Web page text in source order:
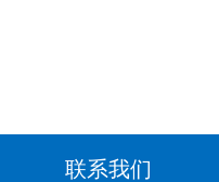
联系我们